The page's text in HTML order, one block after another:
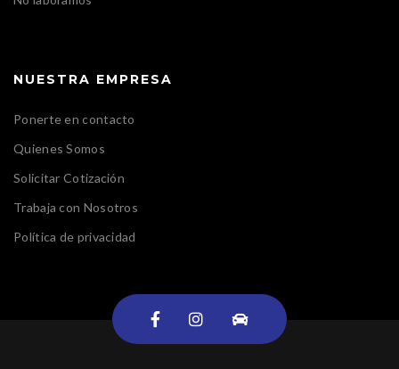
NUESTRA EMPRESA
Ponerte en contacto
Quienes Somos
Solicitar Cotización
Trabaja con Nosotros
Política de privacidad